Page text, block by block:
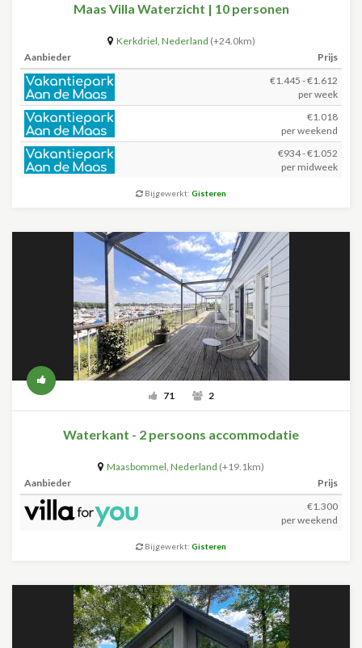
Maas Villa Waterzicht | 10 personen
Kerkdriel, Nederland (+24.0km)
Aanbieder
Prijs
€1.445 - €1.612
per week
€1.018
per weekend
€934 - €1.052
per midweek
Bijgewerkt: Gisteren
71 2
Waterkant - 2 persoons accommodatie
Maasbommel, Nederland (+19.1km)
Aanbieder
Prijs
€1.300
per weekend
Bijgewerkt: Gisteren